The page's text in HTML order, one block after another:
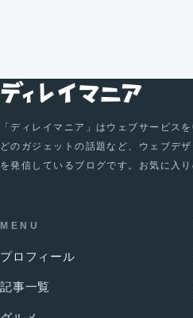
「ディレイマニア」はウェブサービス
どのガジェットの話題など、ウェブデ
を発信しているブログです。お気に入
MENU
プロフィール
記事一覧